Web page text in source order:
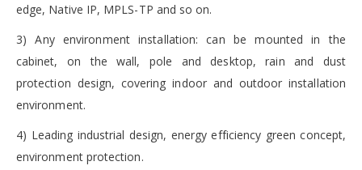
edge, Native IP, MPLS-TP and so on.
3) Any environment installation: can be mounted in the
cabinet, on the wall, pole and desktop, rain and dust
protection design, covering indoor and outdoor installation
environment.
4) Leading industrial design, energy efficiency green concept,
environment protection.